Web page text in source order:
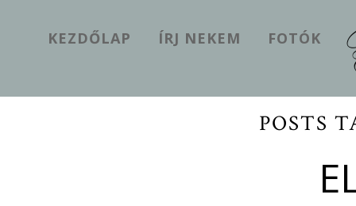
KEZDŐLAP ÍRJ NEKEM FOTÓK
POSTS